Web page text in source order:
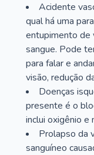
Acidente
qual há uma
entupimento de
sangue. Pode
para falar e
visão, redução
Doenças
presente é o
inclui oxigênio
Prolapso da
sanguíneo